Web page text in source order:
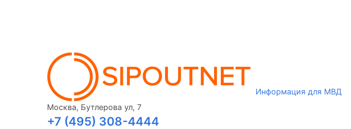
Москва, Бутлерова ул, 7
+7 (495) 308-4444
Информация для МВД